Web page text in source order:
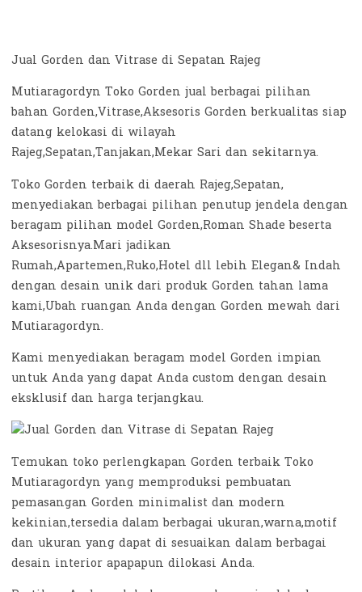
Jual Gorden dan Vitrase di Sepatan Rajeg
Mutiaragordyn Toko Gorden jual berbagai pilihan
bahan Gorden,Vitrase,Aksesoris Gorden berkualitas siap
datang kelokasi di wilayah
Rajeg,Sepatan,Tanjakan,Mekar Sari dan sekitarnya.
Toko Gorden terbaik di daerah Rajeg,Sepatan,
menyediakan berbagai pilihan penutup jendela dengan
beragam pilihan model Gorden,Roman Shade beserta
Aksesorisnya.Mari jadikan
Rumah,Apartemen,Ruko,Hotel dll lebih Elegan& Indah
dengan desain unik dari produk Gorden tahan lama
kami,Ubah ruangan Anda dengan Gorden mewah dari
Mutiaragordyn.
Kami menyediakan beragam model Gorden impian
untuk Anda yang dapat Anda custom dengan desain
eksklusif dan harga terjangkau.
Temukan toko perlengkapan Gorden terbaik Toko
Mutiaragordyn yang memproduksi pembuatan
pemasangan Gorden minimalist dan modern
kekinian,tersedia dalam berbagai ukuran,warna,motif
dan ukuran yang dapat di sesuaikan dalam berbagai
desain interior apapapun dilokasi Anda.